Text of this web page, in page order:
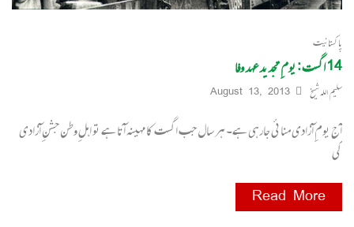
پاکستانیت
14 اگست : یومِ تجدید عہد وفا
سلیم اللہ شیخ August 13, 2013
آج یومِ آزادی منائی جارہی ہے۔ ہر سال جب اگست کا مہینہ آتا ہے تو اہلِ وطن جشنِ آزادی
کی
Read More